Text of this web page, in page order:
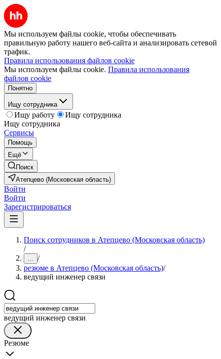
Мы используем файлы cookie, чтобы обеспечивать
правильную работу нашего веб-сайта и анализировать сетевой
трафик.
Правила использования файлов cookie
Мы используем файлы cookie. Правила использования
файлов cookie
Понятно
Ищу сотрудника
Ищу работу
Ищу сотрудника
Ищу сотрудника
Сервисы
Помощь
Ещё
Поиск
Атепцево (Московская область)
Войти
Войти
Зарегистрироваться
Поиск сотрудников в Атепцево (Московская область)
/
... /
резюме в Атепцево (Московская область)/
ведущий инженер связи
ведущий инженер связи
Резюме